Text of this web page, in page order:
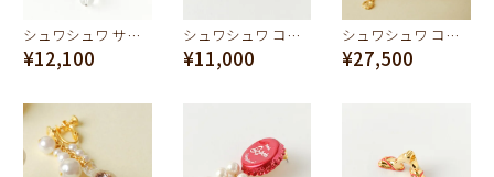
シュワシュワ サイダー クラウンキャップ チャーム＆ブローチ
¥12,100
シュワシュワ コーラ クラウンキャップ イヤリング
¥11,000
シュワシュワ コーラ ネックレス
¥27,500